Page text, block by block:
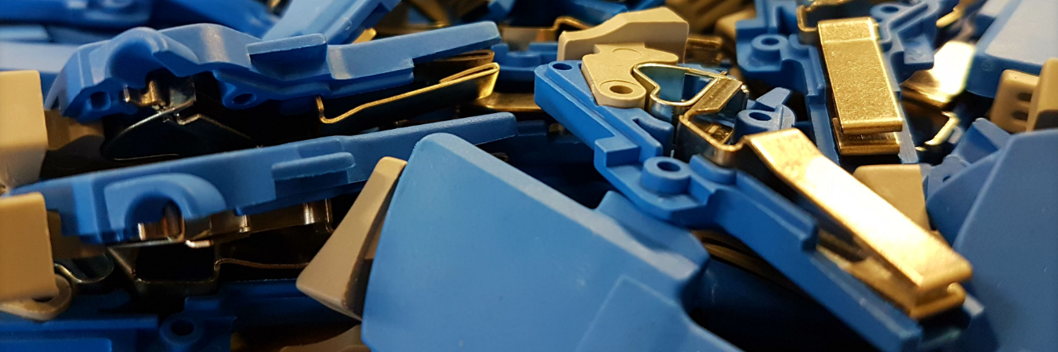
PBP SRL
CREZIONE E INNOVAZIONE
ASSEMBLAGGI MECCANICI